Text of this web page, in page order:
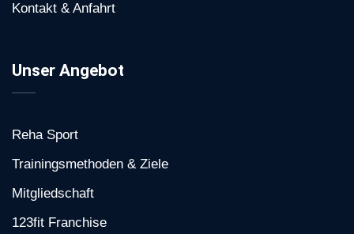
Kontakt & Anfahrt
Unser Angebot
Reha Sport
Trainingsmethoden & Ziele
Mitgliedschaft
123fit Franchise